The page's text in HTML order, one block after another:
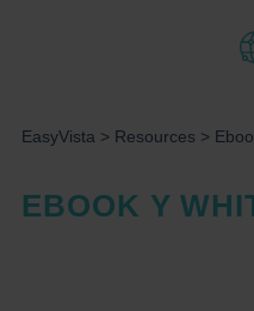
EasyVista > Resources >
EBOOK Y